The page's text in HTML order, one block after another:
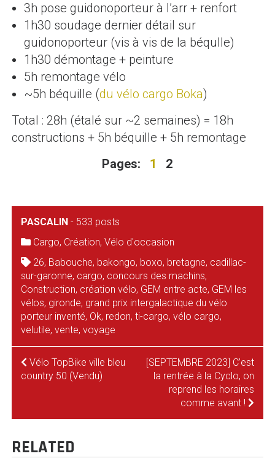
3h pose guidonoporteur à l’arr + renfort
1h30 soudage dernier détail sur
guidonoporteur (vis à vis de la béqulle)
1h30 démontage + peinture
5h remontage vélo
~5h béquille (du vélo cargo Boka)
Total : 28h (étalé sur ~2 semaines) = 18h
constructions + 5h béquille + 5h remontage
Pages:
1 2
PASCALIN- 533 posts
Cargo, Création, Vélo d'occasion
26, Babouche, bakongo, boxo, bretagne, cadillac-
sur-garonne, cargo, concours des machins,
Construction, création vélo, GEM entre acte, GEM les
vélos, gironde, grand prix intergalactique du vélo
porteur inventé, Ok, redon, ti-cargo, vélo cargo,
velutile, vente, voyage
NAVIGATION
Vélo TopBike ville bleu
country 50 (Vendu)
[SEPTEMBRE 2023] C’est
la rentrée à la Cyclo, on
reprend les horaires
comme avant !
RELATED